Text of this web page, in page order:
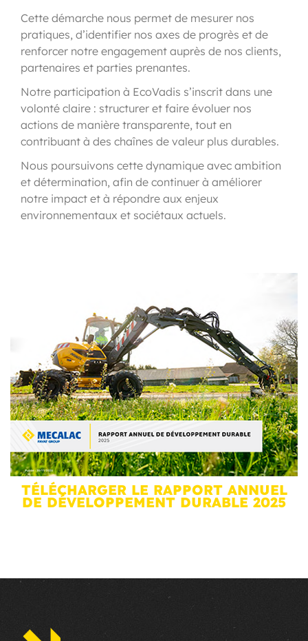
Cette démarche nous permet de mesurer nos
pratiques, d’identifier nos axes de progrès et de
renforcer notre engagement auprès de nos clients,
partenaires et parties prenantes.
Notre participation à EcoVadis s’inscrit dans une
volonté claire : structurer et faire évoluer nos
actions de manière transparente, tout en
contribuant à des chaînes de valeur plus durables.
Nous poursuivons cette dynamique avec ambition
et détermination, afin de continuer à améliorer
notre impact et à répondre aux enjeux
environnementaux et sociétaux actuels.
TÉLÉCHARGER LE RAPPORT ANNUEL
DE DÉVELOPPEMENT DURABLE 2025